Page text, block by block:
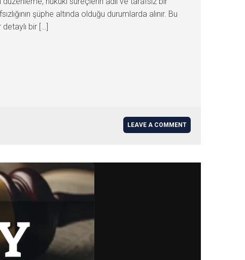
şüphe altında olduğu durumlarda alınır. Bu
detaylı bir […]
LEAVE A COMMENT